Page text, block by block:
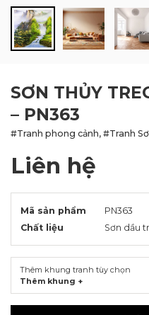
SƠN THỦY
– PN363
#Tranh phong cảnh, #Tranh
Liên hệ
Mã sản phẩm
PN363
Chất liệu
Sơn dầu
Thêm khung tranh tùy chọn
Thêm khung +